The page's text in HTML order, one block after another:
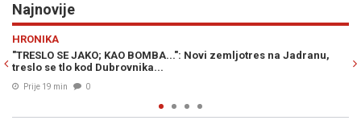
Najnovije
Novi zemljotres na Jadranu,
ODJEKUJU EKSPLOZIJE: Ukrajinci
udaljen 1.700 kilometara od granice...